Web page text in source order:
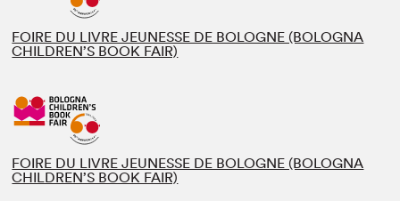
FOIRE DU LIVRE JEUNESSE DE BOLOGNE (BOLOGNA
CHILDREN’S BOOK FAIR)
FOIRE DU LIVRE JEUNESSE DE BOLOGNE (BOLOGNA
CHILDREN’S BOOK FAIR)